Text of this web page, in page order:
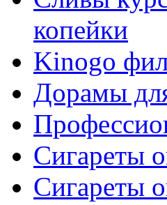
копейки
Kinogo
Дорамы
Сигареты
Сигареты